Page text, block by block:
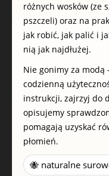
różnych wosków (ze
pszczeli) oraz na
jak robić, jak palić i
nią jak najdłużej.
Nie gonimy za
codzienną
instrukcji, zajrzyj do
opisujemy
pomagają uzyskać
płomień.
🐝 naturalne